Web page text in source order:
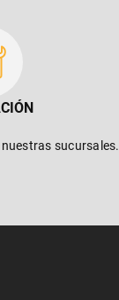
sucursales.